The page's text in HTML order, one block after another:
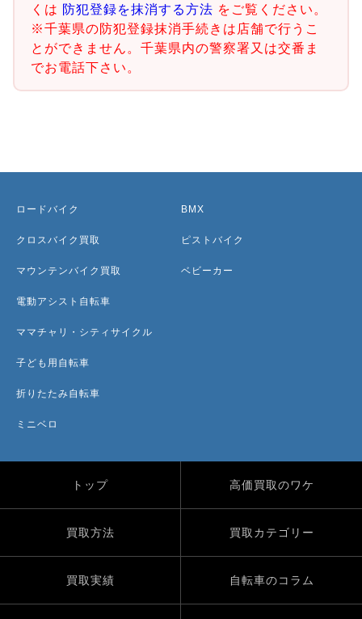
くは 防犯登録を抹消する方法 をご覧ください。
※千葉県の防犯登録抹消手続きは店舗で行うこ
とができません。千葉県内の警察署又は交番ま
でお電話下さい。
ロードバイク
クロスバイク買取
マウンテンバイク買取
電動アシスト自転車
ママチャリ・シティサイクル
子ども用自転車
折りたたみ自転車
ミニベロ
BMX
ピストバイク
ベビーカー
トップ 高価買取のワケ
買取方法 買取カテゴリー
買取実績 自転車のコラム